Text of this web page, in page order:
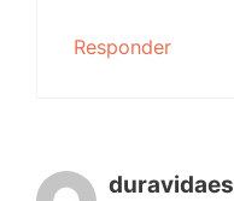
Responder
duravidaes